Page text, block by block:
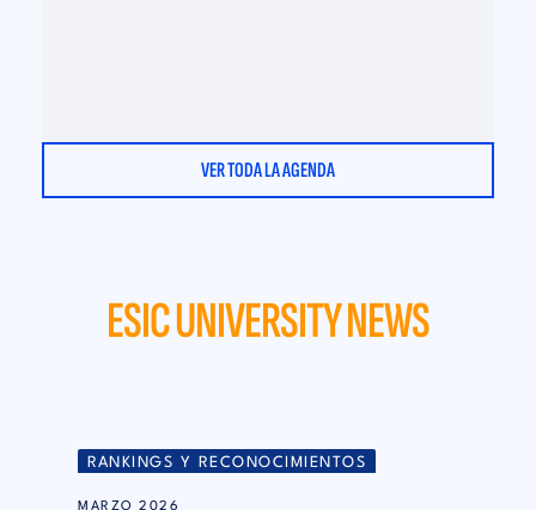
VER TODA LA AGENDA
ESIC UNIVERSITY NEWS
RANKINGS Y RECONOCIMIENTOS
UNIVERSITY
MARZO 2026